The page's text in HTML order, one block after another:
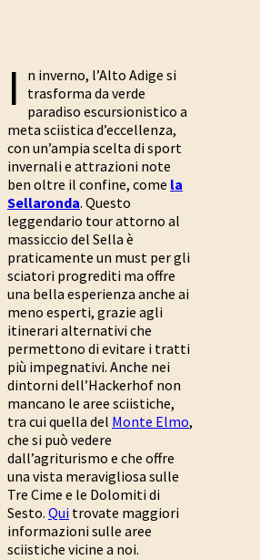
I
n inverno, l’Alto Adige si
trasforma da verde
paradiso escursionistico a
meta sciistica d’eccellenza,
con un’ampia scelta di sport
invernali e attrazioni note
ben oltre il confine, come la
Sellaronda. Questo
leggendario tour attorno al
massiccio del Sella è
praticamente un must per gli
sciatori progrediti ma offre
una bella esperienza anche ai
meno esperti, grazie agli
itinerari alternativi che
permettono di evitare i tratti
più impegnativi. Anche nei
dintorni dell’Hackerhof non
mancano le aree sciistiche,
tra cui quella del Monte Elmo,
che si può vedere
dall’agriturismo e che offre
una vista meravigliosa sulle
Tre Cime e le Dolomiti di
Sesto. Qui trovate maggiori
informazioni sulle aree
sciistiche vicine a noi.